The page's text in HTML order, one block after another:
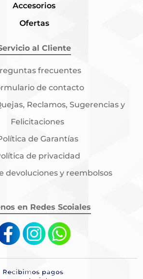
Accesorios
Ofertas
al Cliente
frecuentes
de contacto
Reclamos, Sugerencias y
Felicitaciones
de Garantías
de privacidad
devoluciones y reembolsos
en Redes Scoiales